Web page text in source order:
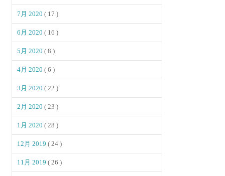
7月 2020( 17 )
6月 2020( 16 )
5月 2020( 8 )
4月 2020( 6 )
3月 2020( 22 )
2月 2020( 23 )
1月 2020( 28 )
12月 2019( 24 )
11月 2019( 26 )